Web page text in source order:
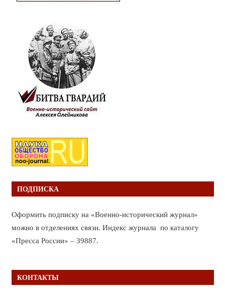
ПОДПИСКА
Оформить подписку на «Военно-исторический журнал»
можно в отделениях связи. Индекс журнала по каталогу
«Пресса России» – 39887.
КОНТАКТЫ